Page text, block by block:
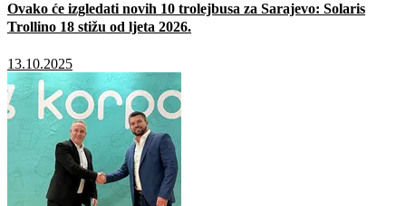
Ovako će izgledati novih 10 trolejbusa za Sarajevo: Solaris
Trollino 18 stižu od ljeta 2026.
13.10.2025